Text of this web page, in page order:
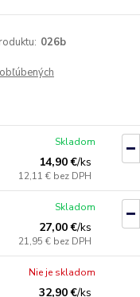
026b
14,90 €/ks
12,11 € bez DPH
Skladom
27,00 €/ks
21,95 € bez DPH
Skladom
32,90 €/ks
Nie je skladom